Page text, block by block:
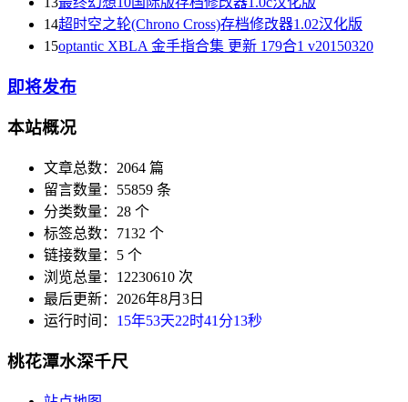
14超时空之轮(Chrono Cross)存档修改器1.02汉化版
15optantic XBLA 金手指合集 更新 179合1 v20150320
即将发布
本站概况
文章总数：2064 篇
留言数量：55859 条
分类数量：28 个
标签总数：7132 个
链接数量：5 个
浏览总量：12230610 次
最后更新：2026年8月3日
运行时间： 15年53天22时41分13秒
桃花潭水深千尺